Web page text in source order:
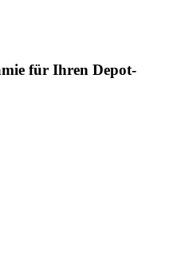
für Ihren Depot-